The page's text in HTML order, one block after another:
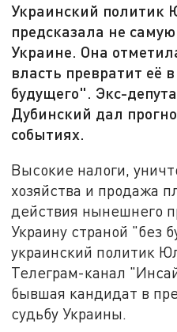
Украинский политик
предсказала не
Украине. Она
власть превратит её
будущего". Экс-
Дубинский дал
событиях.
Высокие налоги,
хозяйства и продажа
действия нынешнего
Украину страной "без
украинский политик
Телеграм-канал
бывшая кандидат в
судьбу Украины.